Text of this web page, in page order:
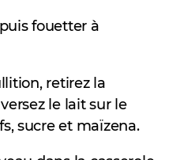
fouetter à
retirez la
le lait sur le
sucre et maïzena.